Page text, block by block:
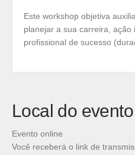
Este workshop objetiva
planejar a sua carreira, ação
profissional de sucesso
Local do evento
Evento online
Você receberá o link de